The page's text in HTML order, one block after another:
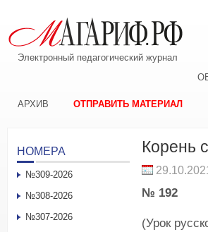
Электронный педагогический журнал
АРХИВ ОТПРАВИТЬ МАТЕРИАЛ
Корень
№ 192
(Урок
НОМЕРА
№309-2026
№308-2026
№307-2026